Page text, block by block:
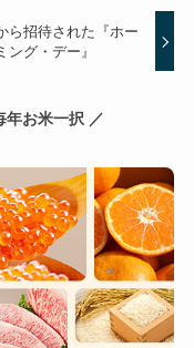
ら招待された『ホー
ング・デー』
年お米一択 ／